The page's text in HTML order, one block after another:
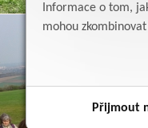
Informace o tom,
mohou
Přijmout